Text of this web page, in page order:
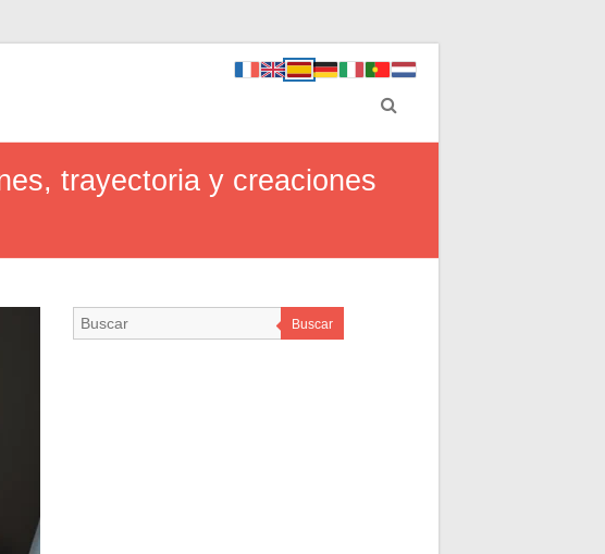
trayectoria y creaciones
Buscar